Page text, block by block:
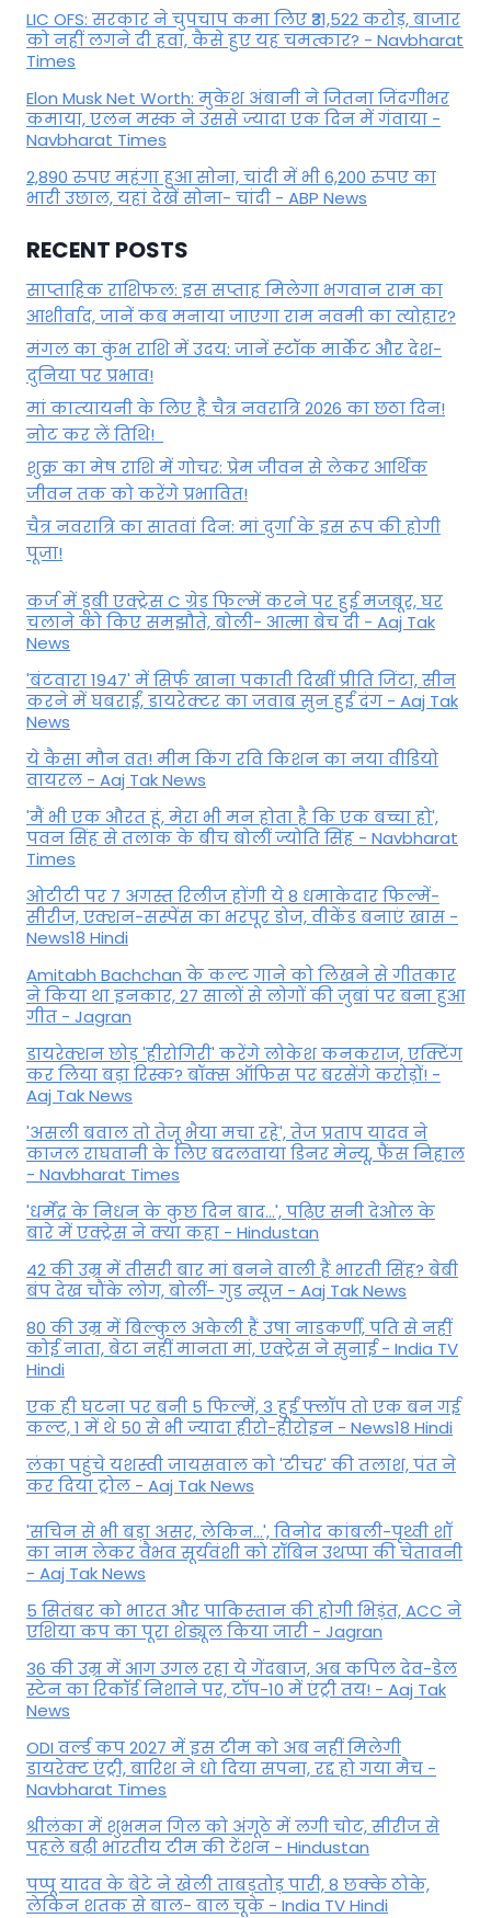
LIC OFS: सरकार ने चुपचाप कमा लिए ₹31,522 करोड़, बाजार
को नहीं लगने दी हवा, कैसे हुए यह चमत्कार? - Navbharat
Times
Elon Musk Net Worth: मुकेश अंबानी ने जितना जिंदगीभर
कमाया, एलन मस्क ने उससे ज्यादा एक दिन में गंवाया -
Navbharat Times
2,890 रुपए महंगा हुआ सोना, चांदी में भी 6,200 रुपए का
भारी उछाल, यहां देखें सोना- चांदी - ABP News
RECENT POSTS
साप्ताहिक राशिफल: इस सप्ताह मिलेगा भगवान राम का
आशीर्वाद, जानें कब मनाया जाएगा राम नवमी का त्योहार?
मंगल का कुंभ राशि में उदय: जानें स्‍टॉक मार्केट और देश-
दुनिया पर प्रभाव!
मां कात्‍यायनी के लिए है चैत्र नवरात्रि 2026 का छठा दिन!
नोट कर लें तिथि!
शुक्र का मेष राशि में गोचर: प्रेम जीवन से लेकर आर्थिक
जीवन तक को करेंगे प्रभावित!
चैत्र नवरात्रि का सातवां दिन: मां दुर्गा के इस रूप की होगी
पूजा!
कर्ज में डूबी एक्ट्रेस C ग्रेड फिल्में करने पर हुई मजबूर, घर
चलाने को किए समझौते, बोली- आत्मा बेच दी - Aaj Tak
News
'बंटवारा 1947' में सिर्फ खाना पकाती दिखीं प्रीति जिंटा, सीन
करने में घबराईं, डायरेक्टर का जवाब सुन हुईं दंग - Aaj Tak
News
ये कैसा मौन व्रत! मीम किंग रवि किशन का नया वीडियो
वायरल - Aaj Tak News
'मैं भी एक औरत हूं, मेरा भी मन होता है कि एक बच्चा हो',
पवन सिंह से तलाक के बीच बोलीं ज्योति सिंह - Navbharat
Times
ओटीटी पर 7 अगस्त रिलीज होंगी ये 8 धमाकेदार फिल्में-
सीरीज, एक्शन-सस्पेंस का भरपूर डोज, वीकेंड बनाएं खास -
News18 Hindi
Amitabh Bachchan के कल्ट गाने को लिखने से गीतकार
ने किया था इनकार, 27 सालों से लोगों की जुबां पर बना हुआ
गीत - Jagran
डायरेक्शन छोड़ 'हीरोगिरी' करेंगे लोकेश कनकराज, एक्टिंग
कर लिया बड़ा रिस्क? बॉक्स ऑफिस पर बरसेंगे करोड़ों! -
Aaj Tak News
'असली बवाल तो तेजू भैया मचा रहे', तेज प्रताप यादव ने
काजल राघवानी के लिए बदलवाया डिनर मेन्यू, फैंस न‍िहाल
- Navbharat Times
'धर्मेंद्र के निधन के कुछ दिन बाद...', पढ़िए सनी देओल के
बारे में एक्ट्रेस ने क्या कहा - Hindustan
42 की उम्र में तीसरी बार मां बनने वाली हैं भारती सिंह? बेबी
बंप देख चौंके लोग, बोलीं- गुड न्यूज - Aaj Tak News
80 की उम्र में बिल्कुल अकेली हैं उषा नाडकर्णी, पति से नहीं
कोई नाता, बेटा नहीं मानता मां, एक्ट्रेस ने सुनाई - India TV
Hindi
एक ही घटना पर बनी 5 फिल्में, 3 हुईं फ्लॉप तो एक बन गई
कल्ट, 1 में थे 50 से भी ज्यादा हीरो-हीरोइन - News18 Hindi
लंका पहुंचे यशस्वी जायसवाल को 'टीचर' की तलाश, पंत ने
कर द‍िया ट्रोल - Aaj Tak News
'सचिन से भी बड़ा असर, लेकिन...', व‍िनोद कांबली-पृथ्वी शॉ
का नाम लेकर वैभव सूर्यवंशी को रॉबिन उथप्पा की चेतावनी
- Aaj Tak News
5 सितंबर को भारत और पाकिस्‍तान की होगी भिड़ंत, ACC ने
एशिया कप का पूरा शेड्यूल किया जारी - Jagran
36 की उम्र में आग उगल रहा ये गेंदबाज, अब कपिल देव-डेल
स्टेन का रिकॉर्ड निशाने पर, टॉप-10 में एंट्री तय! - Aaj Tak
News
ODI वर्ल्ड कप 2027 में इस टीम को अब नहीं मिलेगी
डायरेक्ट एंट्री, बारिश ने धो दिया सपना, रद्द हो गया मैच -
Navbharat Times
श्रीलंका में शुभमन गिल को अंगूठे में लगी चोट, सीरीज से
पहले बढ़ी भारतीय टीम की टेंशन - Hindustan
पप्पू यादव के बेटे ने खेली ताबड़तोड़ पारी, 8 छक्के ठोके,
लेकिन शतक से बाल- बाल चूके - India TV Hindi